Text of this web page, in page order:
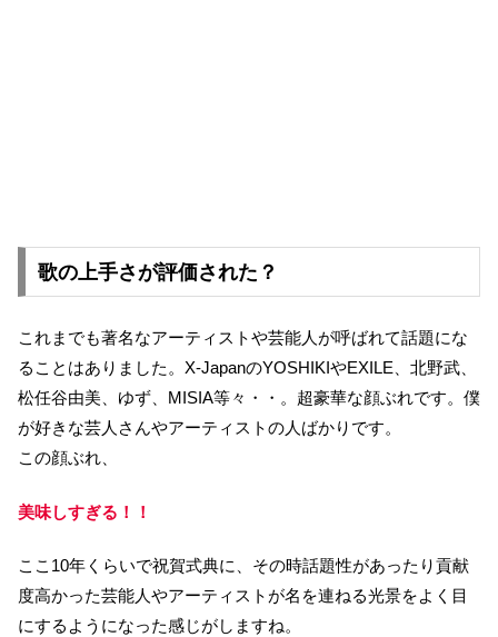
歌の上手さが評価された？
これまでも著名なアーティストや芸能人が呼ばれて話題にな
ることはありました。 X-JapanのYOSHIKIやEXILE、北野武、
松任谷由美、ゆず、MISIA等々・・。超豪華な顔ぶれです。僕
が好きな芸人さんやアーティストの人ばかりです。
この顔ぶれ、
美味しすぎる！！
ここ10年くらいで祝賀式典に、その時話題性があったり貢献
度高かった芸能人やアーティストが名を連ねる光景をよく目
にするようになった感じがしますね。